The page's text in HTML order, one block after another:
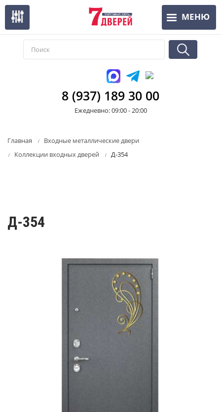
Перейти
основному
содержанию
МЕНЮ
8 (937) 189 30 00
Ежедневно: 09:00 - 20:00
Главная
Входные металлические двери
Коллекции входных дверей
Д-354
Д-354